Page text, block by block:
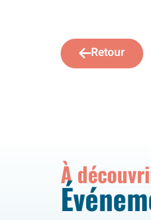
Retour
À